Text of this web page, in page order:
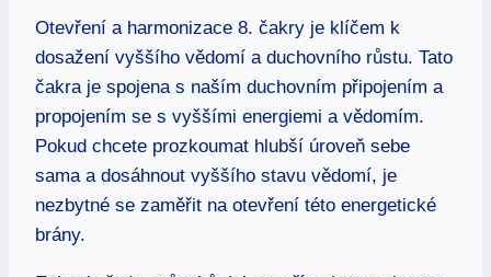
Otevření a⁤ harmonizace 8. ⁣čakry je klíčem k
dosažení vyššího vědomí ⁢a duchovního růstu. Tato
čakra je spojena s naším duchovním připojením a
propojením se s vyššími energiemi a vědomím.
Pokud ‌chcete prozkoumat hlubší úroveň sebe
sama a dosáhnout vyššího stavu vědomí, je
nezbytné se zaměřit na otevření této energetické⁣
brány.